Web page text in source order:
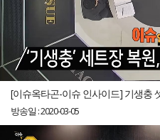
[이슈옥타곤-이슈 인사이드] 기생충
방송일 : 2020-03-05